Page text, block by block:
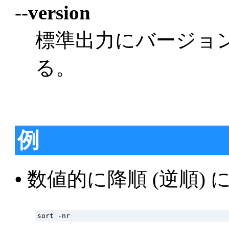
--version
標準出力にバージョ
る。
例
• 数値的に降順 (逆順)